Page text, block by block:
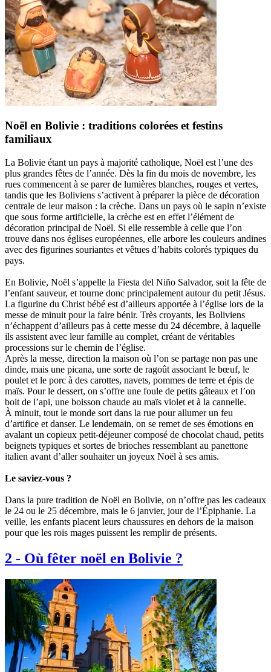
Noël en Bolivie : traditions colorées et festins
familiaux
La Bolivie étant un pays à majorité catholique, Noël est l’une des
plus grandes fêtes de l’année. Dès la fin du mois de novembre, les
rues commencent à se parer de lumières blanches, rouges et vertes,
tandis que les Boliviens s’activent à préparer la pièce de décoration
centrale de leur maison : la crèche. Dans un pays où le sapin n’existe
que sous forme artificielle, la crèche est en effet l’élément de
décoration principal de Noël. Si elle ressemble à celle que l’on
trouve dans nos églises européennes, elle arbore les couleurs andines
avec des figurines souriantes et vêtues d’habits colorés typiques du
pays.
En Bolivie, Noël s’appelle la Fiesta del Niño Salvador, soit la fête de
l’enfant sauveur, et tourne donc principalement autour du petit Jésus.
La figurine du Christ bébé est d’ailleurs apportée à l’église lors de la
messe de minuit pour la faire bénir. Très croyants, les Boliviens
n’échappent d’ailleurs pas à cette messe du 24 décembre, à laquelle
ils assistent avec leur famille au complet, créant de véritables
processions sur le chemin de l’église.
Après la messe, direction la maison où l’on se partage non pas une
dinde, mais une picana, une sorte de ragoût associant le bœuf, le
poulet et le porc à des carottes, navets, pommes de terre et épis de
maïs. Pour le dessert, on s’offre une foule de petits gâteaux et l’on
boit de l’api, une boisson chaude au maïs violet et à la cannelle.
À minuit, tout le monde sort dans la rue pour allumer un feu
d’artifice et danser. Le lendemain, on se remet de ses émotions en
avalant un copieux petit-déjeuner composé de chocolat chaud, petits
beignets typiques et sortes de brioches ressemblant au panettone
italien avant d’aller souhaiter un joyeux Noël à ses amis.
Le saviez-vous ?
Dans la pure tradition de Noël en Bolivie, on n’offre pas les cadeaux
le 24 ou le 25 décembre, mais le 6 janvier, jour de l’Épiphanie. La
veille, les enfants placent leurs chaussures en dehors de la maison
pour que les rois mages puissent les remplir de présents.
2 - Où fêter noël en Bolivie ?